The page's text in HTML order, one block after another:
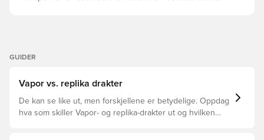
GUIDER
Vapor vs. replika drakter
De kan se like ut, men forskjellene er betydelige. Oppdag
hva som skiller Vapor- og replika-drakter ut og hvilken